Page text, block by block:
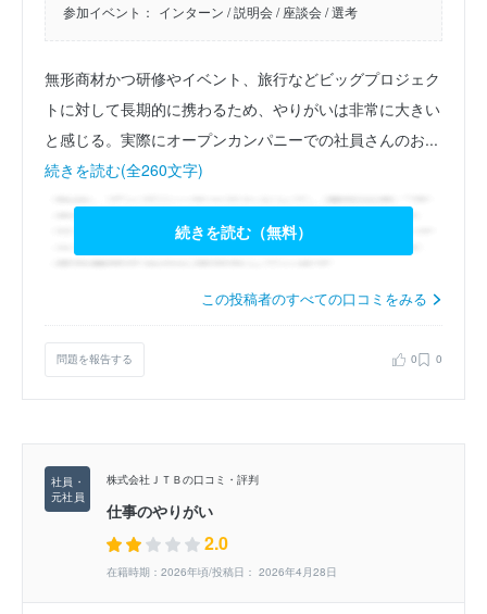
参加イベント： インターン / 説明会/ 座談会/ 選考
無形商材かつ研修やイベント、旅行などビッグプロジェク
トに対して長期的に携わるため、やりがいは非常に大きい
と感じる。実際にオープンカンパニーでの社員さんのお...
続きを読む(全260文字)
続きを読む（無料）
この投稿者のすべての口コミをみる
問題を報告する 0 0
株式会社ＪＴＢの口コミ・評判
仕事のやりがい
2.0
在籍時期：2026年頃/投稿日： 2026年4月28日